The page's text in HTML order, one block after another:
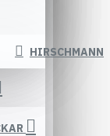
HIRSCHMANN